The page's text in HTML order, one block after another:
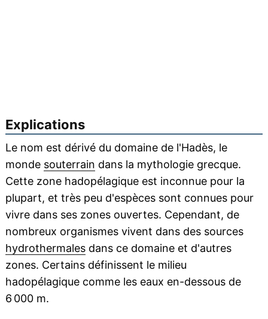
Explications
Le nom est dérivé du domaine de l'Hadès, le
monde souterrain dans la mythologie grecque.
Cette zone hadopélagique est inconnue pour la
plupart, et très peu d'espèces sont connues pour
vivre dans ses zones ouvertes. Cependant, de
nombreux organismes vivent dans des sources
hydrothermalesdans ce domaine et d'autres
zones. Certains définissent le milieu
hadopélagique comme les eaux en-dessous de
6 000 m.